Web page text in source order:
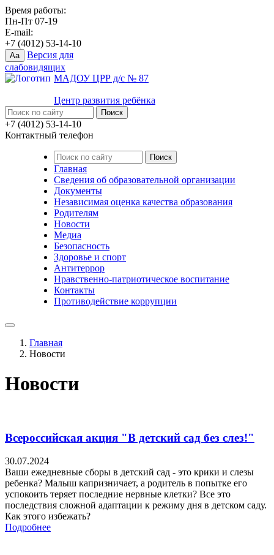
Время работы:
Пн-Пт 07-19
E-mail:
+7 (4012) 53-14-10
Aa
Версия для
слабовидящих
МАДОУ ЦРР д/с № 87
Центр развития ребёнка
+7 (4012) 53-14-10
Контактный телефон
Главная
Сведения об образовательной организации
Документы
Независимая оценка качества образования
Родителям
Новости
Медиа
Безопасность
Здоровье и спорт
Антитеррор
Нравственно-патриотическое воспитание
Контакты
Противодействие коррупции
Главная
Новости
Новости
Всероссийская акция "В детский сад без слез!"
30.07.2024
Ваши ежедневные сборы в детский сад - это крики и слезы
ребенка? Малыш капризничает, а родитель в попытке его
успокоить теряет последние нервные клетки? Все это
последствия сложной адаптации к режиму дня в детском саду.
Как этого избежать?
Подробнее